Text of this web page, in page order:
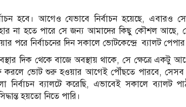
হবে। আগেও যেভাবে নির্বাচন হয়েছে, এবারও
না হতে পারে সে জন্য আমাদের কিছু কৌশল
পরে নির্বাচনের দিন সকালে ভোটকেন্দ্রে ব্যালট
দিক থেকে বাজে অবস্থায় থাকে, সে ক্ষেত্রে একটু
করলে ভোট শুরু হওয়ার আগেই পৌঁছতে পারবে, সেসব
নির্বাচন ব্যালটে করেছি, এভাবেই সকালে ব্যালট
হয়তো নিতে পারি।